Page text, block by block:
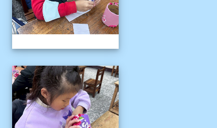
客語冬令營